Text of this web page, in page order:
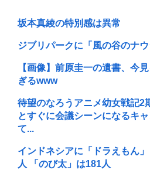
坂本真綾の特別感は異常
ジブリパークに「風の谷のナ
【画像】前原圭一の遺書、今
ぎるwww
待望のなろうアニメ幼女戦記2
とすぐに会議シーンになるキ
て...
インドネシアに「ドラえもん
人 「のび太」は181人